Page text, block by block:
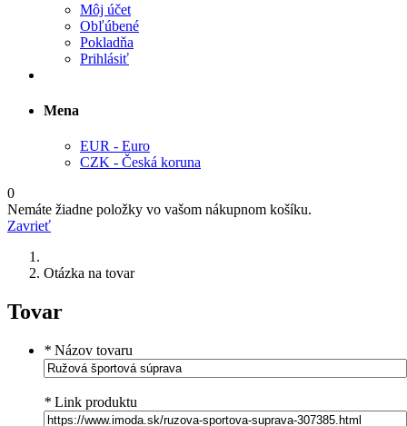
Môj účet
Obľúbené
Pokladňa
Prihlásiť
Mena
EUR - Euro
CZK - Česká koruna
0
Nemáte žiadne položky vo vašom nákupnom košíku.
Zavrieť
Otázka na tovar
Tovar
* Názov tovaru
* Link produktu